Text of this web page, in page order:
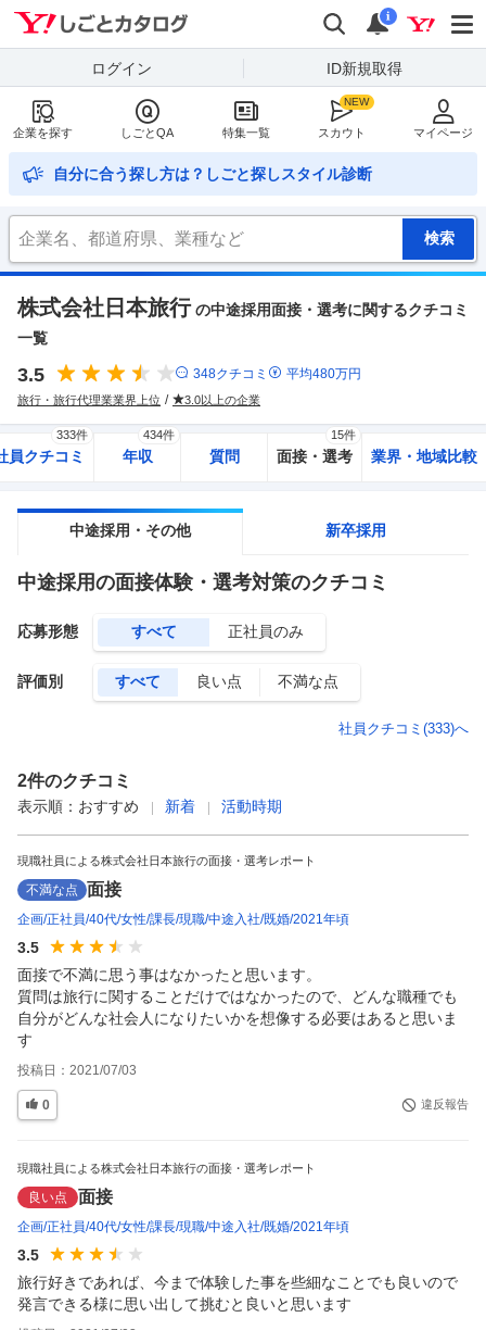
検索
通知
i
ログイン ID新規取得
企業を探す しごとQA 特集一覧 スカウト マイページ
自分に合う探し方は？しごと探しスタイル診断
株式会社日本旅行 の中途採用面接・選考に関するクチコミ
一覧
3.5 348クチコミ 平均480万円
旅行・旅行代理業業界上位 3.0以上の企業
員クチコミ
333件
年収
434件
質問 面接・選考
15件
業界・地域比較
中途採用・その他 新卒採用
中途採用の面接体験・選考対策のクチコミ
応募形態 すべて 正社員のみ
評価別 すべて 良い点 不満な点
社員クチコミ(333)へ
2件のクチコミ
表示順： おすすめ 新着 活動時期
現職社員による株式会社日本旅行の面接・選考レポート
不満な点 面接
企画 正社員 40代 女性 課長 現職 中途入社 既婚 2021年頃
3.5
面接で不満に思う事はなかったと思います。
質問は旅行に関することだけではなかったので、どんな職種でも
自分がどんな社会人になりたいかを想像する必要はあると思いま
す
投稿日： 2021/07/03
0 違反報告
現職社員による株式会社日本旅行の面接・選考レポート
良い点 面接
企画 正社員 40代 女性 課長 現職 中途入社 既婚 2021年頃
3.5
旅行好きであれば、今まで体験した事を些細なことでも良いので
発言できる様に思い出して挑むと良いと思います